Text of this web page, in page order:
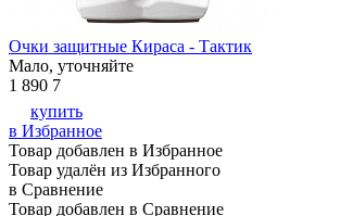
Очки защитные Кираса - Тактик
Мало, уточняйте
1 890 7
купить
в Избранное
Товар добавлен в Избранное
Товар удалён из Избранного
в Сравнение
Товар добавлен в Сравнение